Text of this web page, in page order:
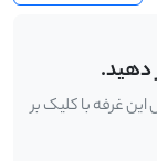
دهید.
غرفه با کلیک بر